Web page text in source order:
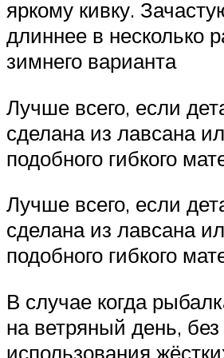
яркому кивку.
длиннее в несколько
зимнего варианта
Лучше всего, если
сделана из лавсана
подобного гибкого
Лучше всего, если
сделана из лавсана
подобного гибкого
В случае когда
на ветряный день, без
использования